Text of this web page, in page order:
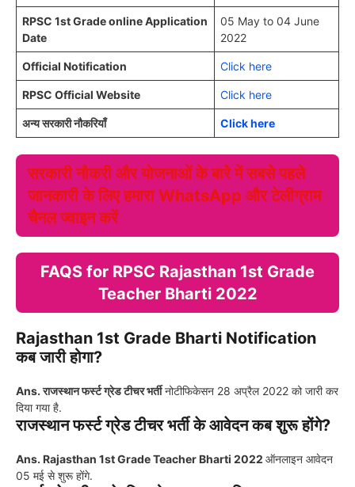
RPSC 1st Grade online Application
Date
05 May to 04 June
2022
Official Notification Click here
RPSC Official Website Click here
अन्य सरकारी नौकरियाँ Click here
सरकारी नौकरी और योजनाओं के बारे में सबसे पहले
जानकारी के लिए हमारा WhatsApp और टेलीग्राम
चैनल ज्वाइन करें
FAQS for RPSC Rajasthan 1st Grade
Teacher Bharti 2022
Rajasthan 1st Grade Bharti Notification
कब जारी होगा?
Ans. राजस्थान फर्स्ट ग्रेड टीचर भर्तीनोटीफिकेसन 28 अप्रैल 2022 को जारी कर
दिया गया है.
राजस्थान फर्स्ट ग्रेड टीचर भर्ती के आवेदन कब शुरू होंगे?
Ans. Rajasthan 1st Grade Teacher Bharti 2022 ऑनलाइन आवेदन
05 मई से शुरू होंगे.